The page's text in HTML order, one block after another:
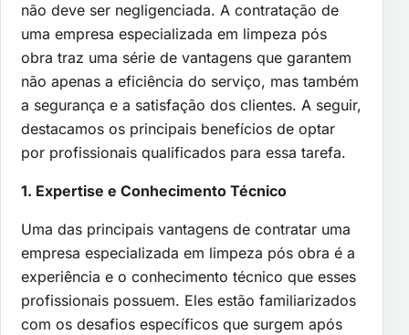
não deve ser negligenciada. A contratação de
uma empresa especializada em limpeza pós
obra traz uma série de vantagens que garantem
não apenas a eficiência do serviço, mas também
a segurança e a satisfação dos clientes. A seguir,
destacamos os principais benefícios de optar
por profissionais qualificados para essa tarefa.
1. Expertise e Conhecimento Técnico
Uma das principais vantagens de contratar uma
empresa especializada em limpeza pós obra é a
experiência e o conhecimento técnico que esses
profissionais possuem. Eles estão familiarizados
com os desafios específicos que surgem após